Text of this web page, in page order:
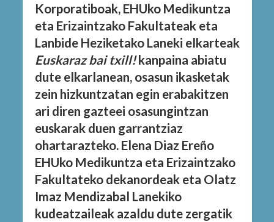
Korporatiboak, EHUko Medikuntza
eta Erizaintzako Fakultateak eta
Lanbide Heziketako Laneki elkarteak
Euskaraz bai txill!kanpaina abiatu
dute elkarlanean, osasun ikasketak
zein hizkuntzatan egin erabakitzen
ari diren gazteei osasungintzan
euskarak duen garrantziaz
ohartarazteko. Elena Diaz Ereño
EHUko Medikuntza eta Erizaintzako
Fakultateko dekanordeak eta Olatz
Imaz Mendizabal Lanekiko
kudeatzaileak azaldu dute zergatik